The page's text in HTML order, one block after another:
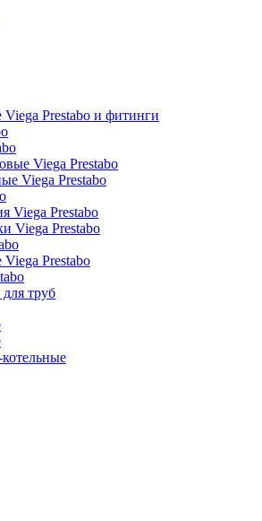
Prestabo и фитинги
Viega Prestabo
Viega Prestabo
Viega Prestabo
Viega Prestabo
Prestabo
труб